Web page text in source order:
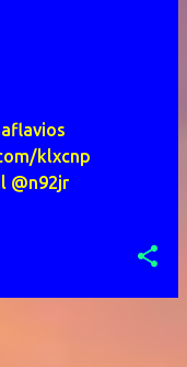
klxcnp
@n92jr